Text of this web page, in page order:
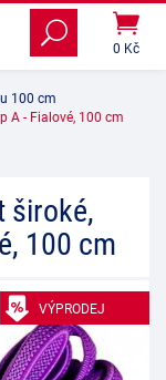
0 Kč
100 cm
A - Fialové, 100 cm
široké,
100 cm
VÝPRODEJ